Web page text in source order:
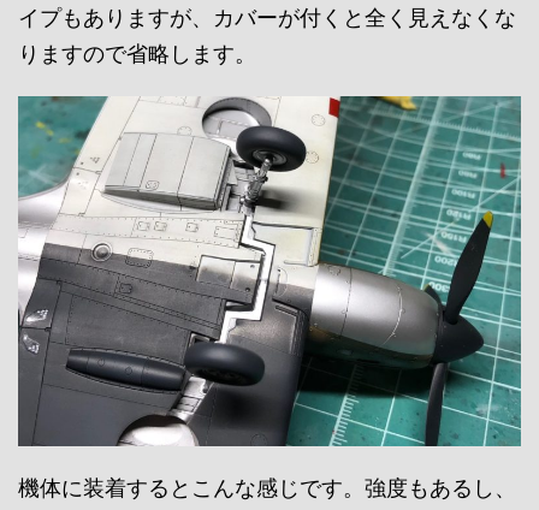
イプもありますが、カバーが付くと全く見えなくな
りますので省略します。
機体に装着するとこんな感じです。強度もあるし、